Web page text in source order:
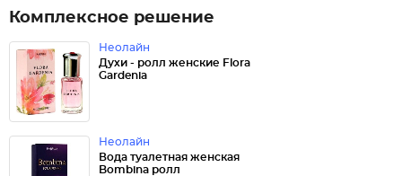
Комплексное решение
Неолайн
Духи - ролл женские Flora
Gardenia
Неолайн
Вода туалетная женская
Bombina ролл